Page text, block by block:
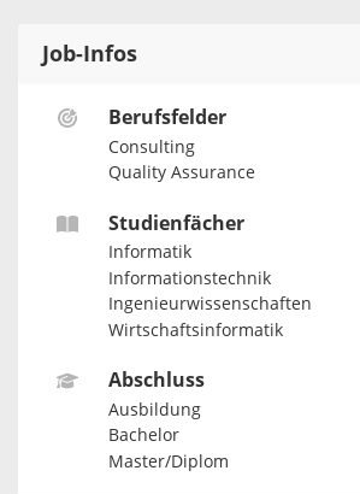
Job-Infos
Berufsfelder
Consulting
Quality Assurance
Studienfächer
Informatik
Informationstechnik
Ingenieurwissenschaften
Wirtschaftsinformatik
Abschluss
Ausbildung
Bachelor
Master/Diplom